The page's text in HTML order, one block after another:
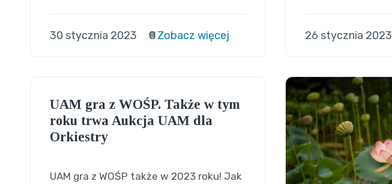
30 stycznia 2023 0Zobacz więcej 26 stycznia 2023
UAM gra z WOŚP. Także w tym
roku trwa Aukcja UAM dla
Orkiestry
UAM gra z WOŚP także w 2023 roku! Jak